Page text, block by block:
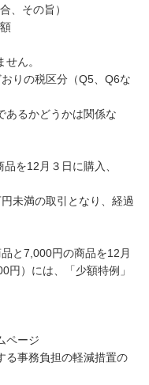
、その旨）
ん。
りの税区分（Q5、Q6な
あるかどうかは関係な
を12月３日に購入、
未満の取引となり、経過
と7,000円の商品を12月
円）には、「少額特例」
ページ
る事務負担の軽減措置の